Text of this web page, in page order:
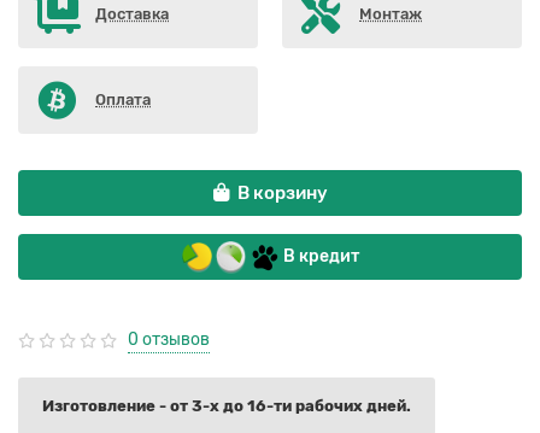
Доставка Монтаж
Оплата
В корзину
В кредит
0 отзывов
Изготовление - от 3-х до 16-ти рабочих дней.